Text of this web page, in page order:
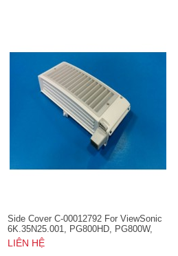
Side Cover C-00012792 For ViewSonic
6K.35N25.001, PG800HD, PG800W,
PG800X, PRO8510L, PRO8520WL,
PRO8530HDL, PRO8800WUL, VS16369
LIÊN HỆ